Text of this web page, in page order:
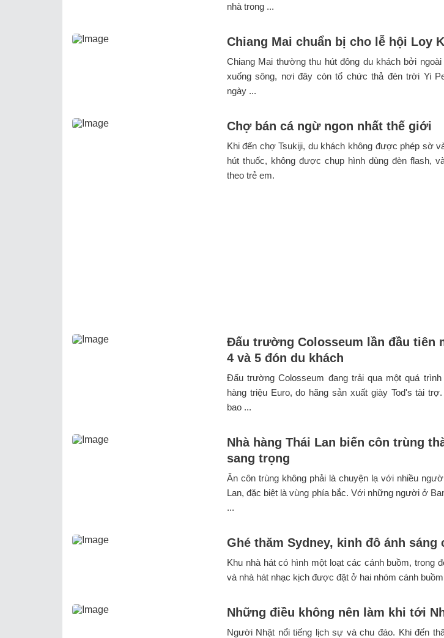
nhà trong ...
Chiang Mai chuẩn bị cho lễ hội Loy
Chiang Mai thường thu hút đông du khách bởi
xuống sông, nơi đây còn tổ chức thả đèn trời Yi
ngày ...
Chợ bán cá ngừ ngon nhất thế giới
Khi đến chợ Tsukiji, du khách không được phép sờ
hút thuốc, không được chụp hình dùng đèn flash,
theo trẻ em.
Đấu trường Colosseum lần đầu tiên
4 và 5 đón du khách
Đấu trường Colosseum đang trải qua một quá
hàng triệu Euro, do hãng sản xuất giày Tod's tài
bao ...
Nhà hàng Thái Lan biến côn trùng
sang trọng
Ăn côn trùng không phải là chuyện lạ với nhiều
Lan, đặc biệt là vùng phía bắc. Với những người ở
...
Ghé thăm Sydney, kinh đô ánh sáng
Khu nhà hát có hình một loạt các cánh buồm, trong
và nhà hát nhạc kịch được đặt ở hai nhóm cánh
Những điều không nên làm khi tới
Người Nhật nổi tiếng lịch sự và chu đáo. Khi đến